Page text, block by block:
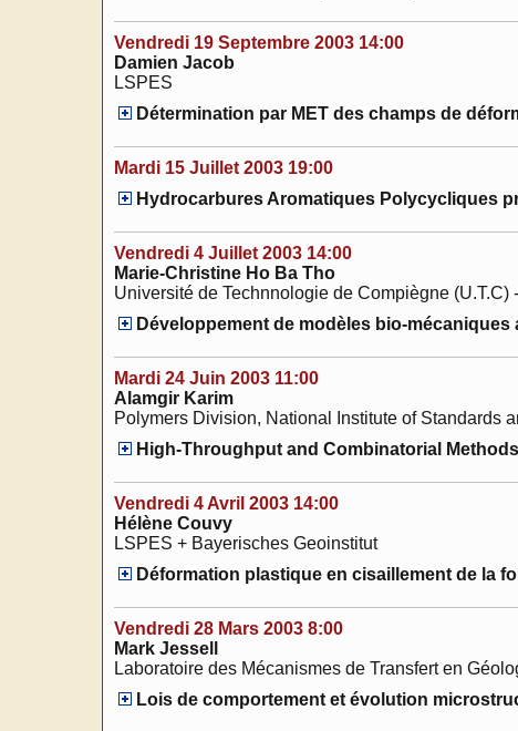
Vendredi 19 Septembre 2003 14:00
Damien Jacob
LSPES
Détermination par MET des champs de
Mardi 15 Juillet 2003 19:00
Hydrocarbures Aromatiques Polycycliques
Vendredi 4 Juillet 2003 14:00
Marie-Christine Ho Ba Tho
Université de Technnologie de Compiègne
Développement de modèles bio-
Mardi 24 Juin 2003 11:00
Alamgir Karim
Polymers Division, National Institute of Standards
High-Throughput and Combinatorial
Vendredi 4 Avril 2003 14:00
Hélène Couvy
LSPES + Bayerisches Geoinstitut
Déformation plastique en cisaillement de la
Vendredi 28 Mars 2003 8:00
Mark Jessell
Laboratoire des Mécanismes de Transfert en
Lois de comportement et évolution